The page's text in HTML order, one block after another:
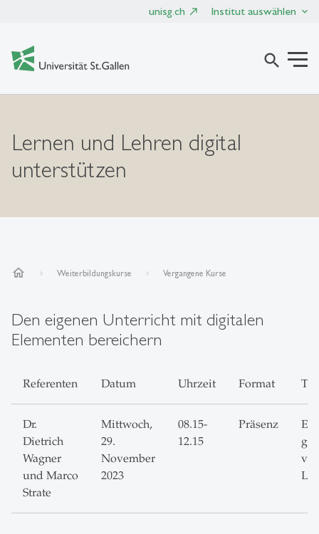
unisg.ch Institut auswählen
search
Lernen und Lehren digital
unterstützen
home Weiterbildungskurse Vergangene Kurse
Den eigenen Unterricht mit digitalen
Elementen bereichern
Referenten Datum Uhrzeit Format
Dr.
Dietrich
Wagner
und Marco
Strate
Mittwoch,
29.
November
2023
08.15-
12.15
Präsenz